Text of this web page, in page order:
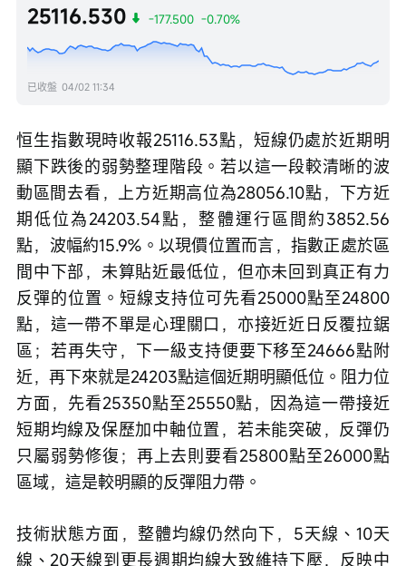
25116.530 -177.500 -0.70%
已收盤 04/02 11:34
恒生指數現時收報25116.53點，短線仍處於近期明
顯下跌後的弱勢整理階段。若以這一段較清晰的波
動區間去看，上方近期高位為28056.10點，下方近
期低位為24203.54點，整體運行區間約3852.56
點，波幅約15.9%。以現價位置而言，指數正處於區
間中下部，未算貼近最低位，但亦未回到真正有力
反彈的位置。短線支持位可先看25000點至24800
點，這一帶不單是心理關口，亦接近近日反覆拉鋸
區；若再失守，下一級支持便要下移至24666點附
近，再下來就是24203點這個近期明顯低位。阻力位
方面，先看25350點至25550點，因為這一帶接近
短期均線及保歷加中軸位置，若未能突破，反彈仍
只屬弱勢修復；再上去則要看25800點至26000點
區域，這是較明顯的反彈阻力帶。
技術狀態方面，整體均線仍然向下，5天線、10天
線、20天線到更長週期均線大致維持下壓，反映中